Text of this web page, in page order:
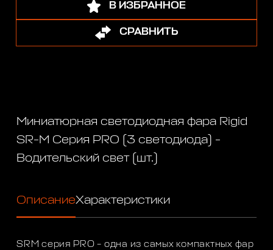
В ИЗБРАННОЕ
СРАВНИТЬ
Миниатюрная светодиодная фара Rigid
SR-M Серия PRO (3 светодиода) -
Водительский свет (шт.)
ОписаниеХарактеристики
SRM серия PRO – одна из самых компактных фар